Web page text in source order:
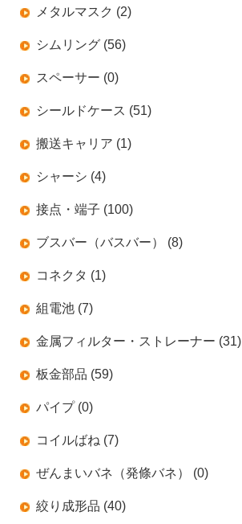
メタルマスク (2)
シムリング (56)
スペーサー (0)
シールドケース (51)
搬送キャリア (1)
シャーシ (4)
接点・端子 (100)
ブスバー（バスバー） (8)
コネクタ (1)
組電池 (7)
金属フィルター・ストレーナー (31)
板金部品 (59)
パイプ (0)
コイルばね (7)
ぜんまいバネ（発條バネ） (0)
絞り成形品 (40)